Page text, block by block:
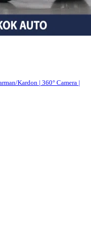
Kardon | 360° Camera |